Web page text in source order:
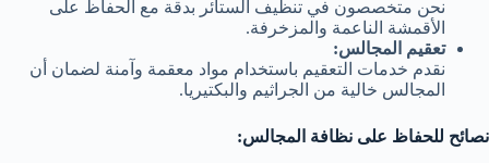
نحن متخصصون في تنظيف الستائر بدقة مع الحفاظ على
الأقمشة الناعمة والمزخرفة.
تعقيم المجالس:
نقدم خدمات التعقيم باستخدام مواد معقمة وآمنة لضمان أن
المجالس خالية من الجراثيم والبكتيريا.
نصائح للحفاظ على نظافة المجالس: